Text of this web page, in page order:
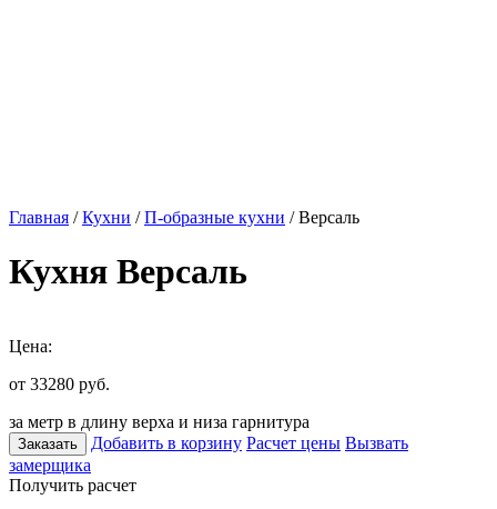
Главная /Кухни /П-образные кухни / Версаль
Кухня Версаль
Цена:
от 33280 руб.
за метр в длину верха и низа гарнитура
Заказать Добавить в корзину Расчет цены Вызвать
замерщика
Получить расчет